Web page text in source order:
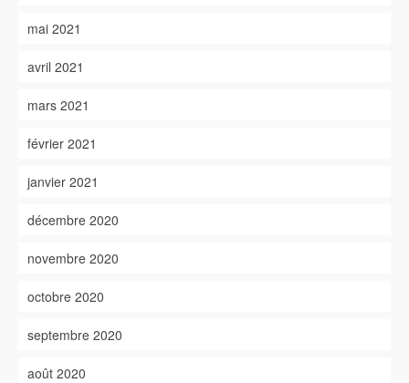
mai 2021
avril 2021
mars 2021
février 2021
janvier 2021
décembre 2020
novembre 2020
octobre 2020
septembre 2020
août 2020